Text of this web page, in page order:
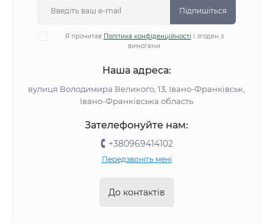
Підпишіться
Я прочитав Політика конфіденційності і згоден з
вимогами
Наша адреса:
вулиця Володимира Великого, 13, Івано-Франківськ,
Івано-Франківська область
Зателефонуйте нам:
+380969414102
Передзвоніть мені
До контактів